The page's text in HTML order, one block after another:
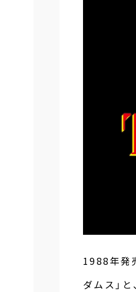
1988年発
ダムス」